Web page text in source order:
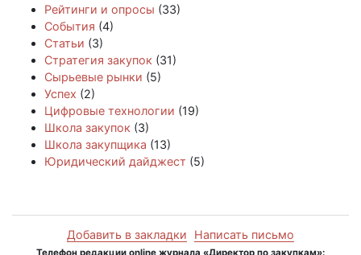
Рейтинги и опросы (33)
События (4)
Статьи (3)
Стратегия закупок (31)
Сырьевые рынки (5)
Успех (2)
Цифровые технологии (19)
Школа закупок (3)
Школа закупщика (13)
Юридический дайджест (5)
Добавить в закладки Написать письмо